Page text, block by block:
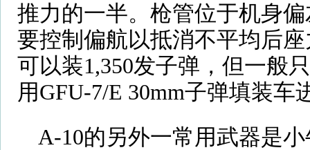
推力的一半。枪管位于机身
要控制偏航以抵消不平均后
可以装1,350发子弹，但一般
用GFU-7/E 30mm子弹填装车
A-10的另外一常用武器是